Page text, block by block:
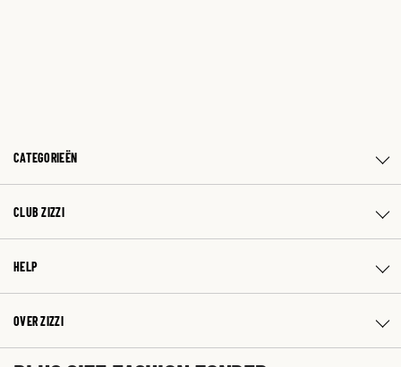
CATEGORIEËN
CLUB ZIZZI
HELP
OVER ZIZZI